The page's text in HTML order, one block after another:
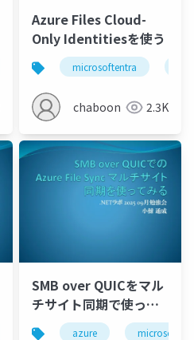
azure kerberos active
Azure Files Cloud-
Only Identitiesを使う
microsoftentra
chaboon 2.3K
azure kerberos
SMB over QUICをマル
チサイト同期で使って
みる
azure